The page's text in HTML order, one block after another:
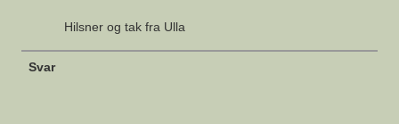
Hilsner og tak fra Ulla
Svar